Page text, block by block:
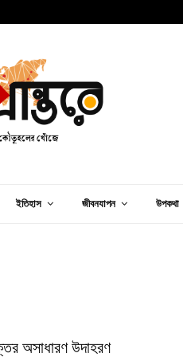
ইতিহাস জীবনযাপন উপকথা
অসাধারণ উদাহরণ